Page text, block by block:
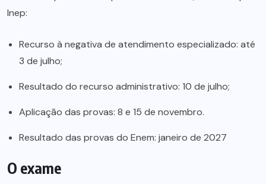
Inep:
Recurso à negativa de atendimento especializado: até
3 de julho;
Resultado do recurso administrativo: 10 de julho;
Aplicação das provas: 8 e 15 de novembro.
Resultado das provas do Enem: janeiro de 2027
O exame